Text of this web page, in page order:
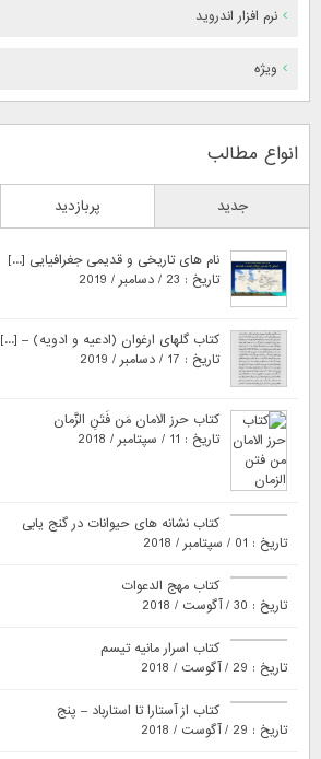
نرم افزار اندروید
ویژه
انواع مطالب
جدید پربازدید
نام های تاریخی و قدیمی جغرافیایی [...]
تاریخ : 23 / دسامبر / 2019
کتاب گلهای ارغوان (ادعیه و ادویه) – [...]
تاریخ : 17 / دسامبر / 2019
کتاب حرز الامان مَن فَتَنِ الزَّمان
تاریخ : 11 / سپتامبر / 2018
کتاب نشانه های حیوانات در گنج یابی
تاریخ : 01 / سپتامبر / 2018
کتاب مهج الدعوات
تاریخ : 30 / آگوست / 2018
کتاب اسرار مانیه تیسم
تاریخ : 29 / آگوست / 2018
کتاب از آستارا تا استارباد – پنج
تاریخ : 29 / آگوست / 2018